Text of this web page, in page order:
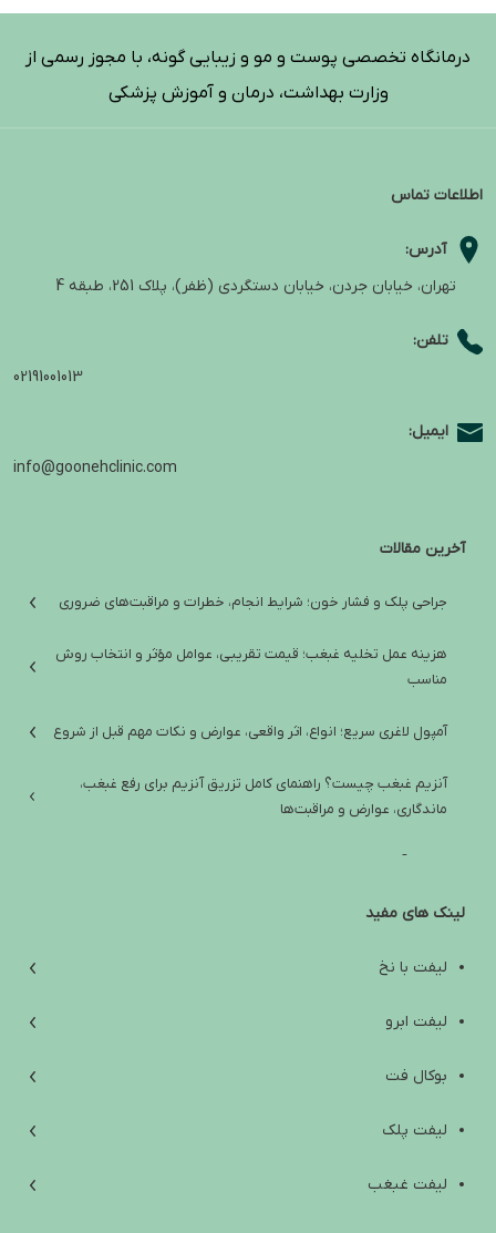
درمانگاه تخصصی پوست و مو و زیبایی گونه، با مجوز رسمی از
وزارت بهداشت، درمان و آموزش پزشکی
اطلاعات تماس
آدرس:
تهران، خیابان جردن، خیابان دستگردی (ظفر)، پلاک 251، طبقه 4
تلفن:
02191001013
ایمیل:
info@goonehclinic.com
آخرین مقالات
جراحی پلک و فشار خون؛ شرایط انجام، خطرات و مراقبت‌های ضروری
هزینه عمل تخلیه غبغب؛ قیمت تقریبی، عوامل مؤثر و انتخاب روش
مناسب
آمپول لاغری سریع؛ انواع، اثر واقعی، عوارض و نکات مهم قبل از شروع
آنزیم غبغب چیست؟ راهنمای کامل تزریق آنزیم برای رفع غبغب،
ماندگاری، عوارض و مراقبت‌ها
تفاوت آمپول لاغری ایرانی و خارجی؛ راهنمای انتخاب ایمن و واقع‌بینانه
آب کردن غبغب: از علت‌ها و تمرین‌های خانگی تا روش‌های کلینیکی مؤثر
افتادگی پوست زیر چانه؛ علت‌ها، راه‌های درمان و انتخاب بهترین روش
بهترین آمپول لاغری خارجی؛ راهنمای انتخاب ایمن بین اوزمپیک،
Effects, Contraindications, and Safety Tips
نکات ایمنی
لینک های مفید
لیفت با نخ
لیفت ابرو
بوکال فت
لیفت پلک
لیفت غبغب